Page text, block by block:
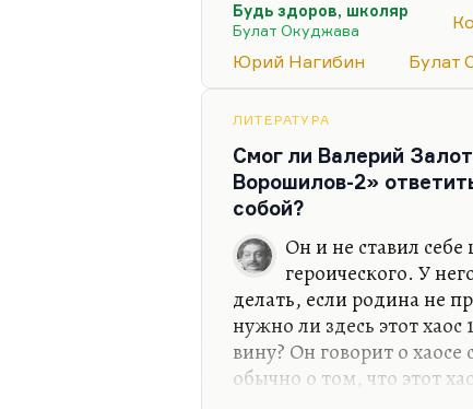
здоров, школяр»
негодовали при
же недостаточно
Окуджава при своем
собрал все возможные
Будь здоров, школяр
Булат Окуджава
Юрий Нагибин
Булат
ЛИТЕРАТУРА
Смог ли Валерий
Ворошилов-2»
собой?
Он и не ставил
героического. У
делать, если родина не
нужно ли здесь этот хаос
вину? Он говорит о
обычно о том, что этот